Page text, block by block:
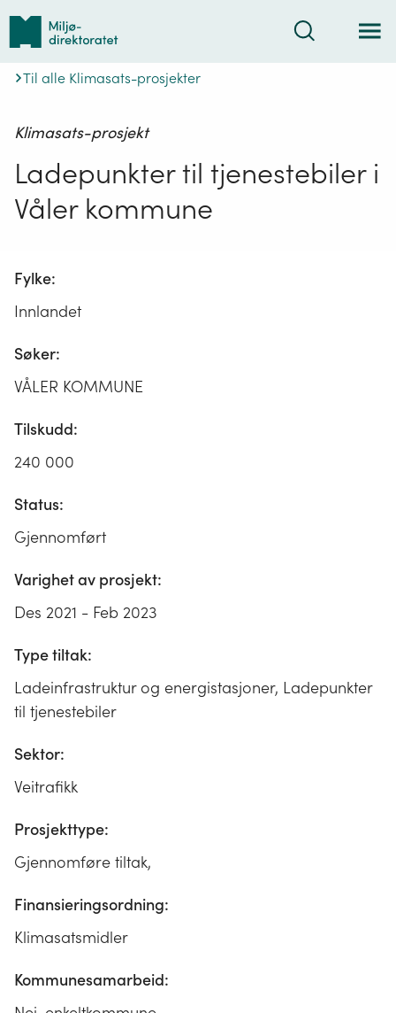
Tilbake
forsiden
Søk
Til alle Klimasats-prosjekter
Klimasats-prosjekt
Ladepunkter til tjenestebiler i
Våler kommune
Fylke:
Innlandet
Søker:
VÅLER KOMMUNE
Tilskudd:
240 000
Status:
Gjennomført
Varighet av prosjekt:
Des 2021 - Feb 2023
Type tiltak:
Ladeinfrastruktur og energistasjoner, Ladepunkter
til tjenestebiler
Sektor:
Veitrafikk
Prosjekttype:
Gjennomføre tiltak,
Finansieringsordning:
Klimasatsmidler
Kommunesamarbeid: